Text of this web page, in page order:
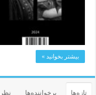
بیشتر بخوانید »
تازه‌ها پرخواننده‌ها